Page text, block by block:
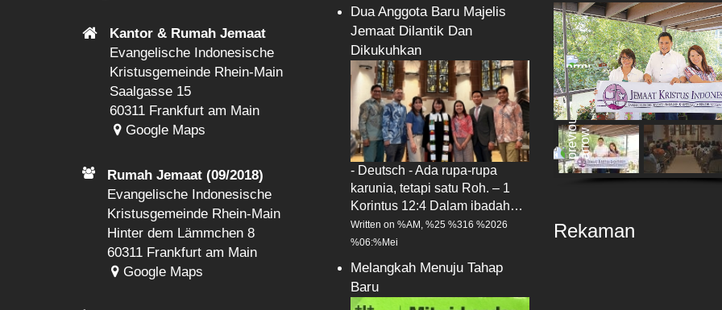
Kantor & Rumah Jemaat
Evangelische Indonesische
Kristusgemeinde Rhein-Main
Saalgasse 15
60311 Frankfurt am Main
Google Maps
Rumah Jemaat (09/2018)
Evangelische Indonesische
Kristusgemeinde Rhein-Main
Hinter dem Lämmchen 8
60311 Frankfurt am Main
Google Maps
Dua Anggota Baru Majelis
Jemaat Dilantik Dan
Dikukuhkan
- Deutsch - Ada rupa-rupa
karunia, tetapi satu Roh. – 1
Korintus 12:4 Dalam ibadah…
Written on %AM, %25 %316 %2026
%06:%Mei
Melangkah Menuju Tahap
Baru
Rekaman